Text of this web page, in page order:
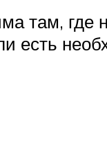
там, где
есть